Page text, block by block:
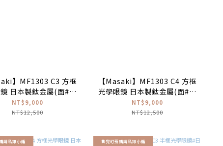
】MF1303 C3 方框
日本製鈦金屬(面#鐡
灰色|腳#黑搭銀色)
NT$9,000
NT$12,500
【Masaki】MF1303 C4 方框
光學眼鏡 日本製鈦金屬(面#消
光黑色|腳#紅搭銀色)
NT$9,000
NT$12,500
請私訊小編 售完可預購請私訊小編